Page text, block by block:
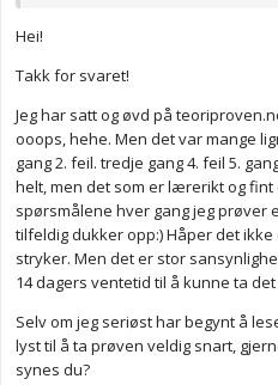
Hei!
Takk for svaret!
Jeg har satt og øvd på
ooops, hehe. Men det var mange
gang 2. feil. tredje gang 4. feil 5.
helt, men det som er lærerikt og fint
spørsmålene hver gang jeg prøver
tilfeldig dukker opp:) Håper det
stryker. Men det er stor
14 dagers ventetid til å kunne ta
Selv om jeg seriøst har begynt å
lyst til å ta prøven veldig snart,
synes du?